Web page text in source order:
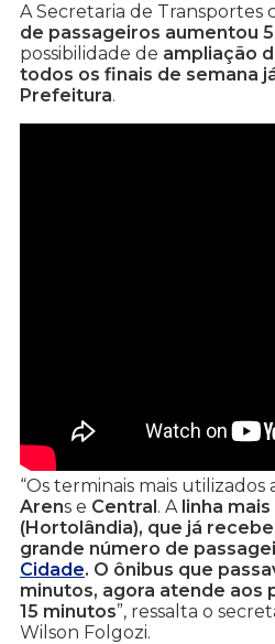
A Secretaria de Transportes
de passageiros aumentou
possibilidade de ampliação
todos os finais de semana
Prefeitura.
“Os terminais mais utilizados
Arens e Central. Alinha mais
(Hortolândia), que já
grande número de
Cidade. O ônibus que
minutos, agora atende aos
15 minutos”, ressalta o
Wilson Folgozi.